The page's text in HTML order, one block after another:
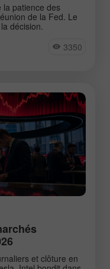
la patience des
de la Fed. Le
décision.
3350
et clôture en